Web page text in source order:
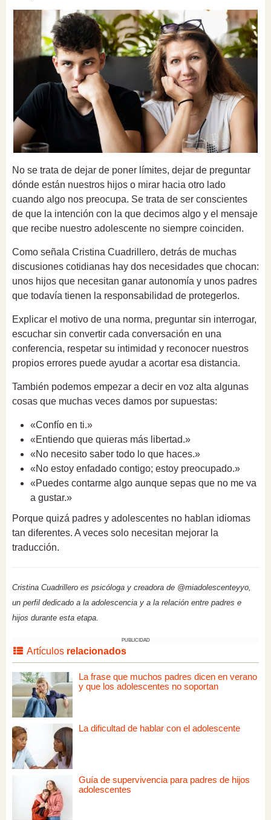
No se trata de dejar de poner límites, dejar de preguntar
dónde están nuestros hijos o mirar hacia otro lado
cuando algo nos preocupa. Se trata de ser conscientes
de que la intención con la que decimos algo y el mensaje
que recibe nuestro adolescente no siempre coinciden.
Como señala Cristina Cuadrillero, detrás de muchas
discusiones cotidianas hay dos necesidades que chocan:
unos hijos que necesitan ganar autonomía y unos padres
que todavía tienen la responsabilidad de protegerlos.
Explicar el motivo de una norma, preguntar sin interrogar,
escuchar sin convertir cada conversación en una
conferencia, respetar su intimidad y reconocer nuestros
propios errores puede ayudar a acortar esa distancia.
También podemos empezar a decir en voz alta algunas
cosas que muchas veces damos por supuestas:
«Confío en ti.»
«Entiendo que quieras más libertad.»
«No necesito saber todo lo que haces.»
«No estoy enfadado contigo; estoy preocupado.»
«Puedes contarme algo aunque sepas que no me va
a gustar.»
Porque quizá padres y adolescentes no hablan idiomas
tan diferentes. A veces solo necesitan mejorar la
traducción.
Cristina Cuadrillero es psicóloga y creadora de @miadolescenteyyo,
un perfil dedicado a la adolescencia y a la relación entre padres e
hijos durante esta etapa.
PUBLICIDAD
Artículos relacionados
La frase que muchos padres dicen en verano
y que los adolescentes no soportan
La dificultad de hablar con el adolescente
Guía de supervivencia para padres de hijos
adolescentes